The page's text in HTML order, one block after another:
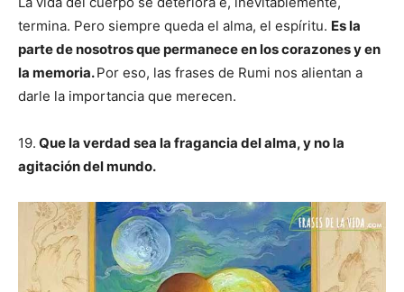
termina. Pero siempre queda el alma, el espíritu. Es la
parte de nosotros que permanece en los corazones y en
la memoria.Por eso, las frases de Rumi nos alientan a
darle la importancia que merecen.
19. Que la verdad sea la fragancia del alma, y no la
agitación del mundo.